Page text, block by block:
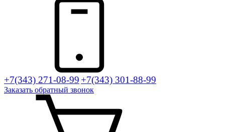
+7(343) 271-08-99 +7(343) 301-88-99
Заказать обратный звонок